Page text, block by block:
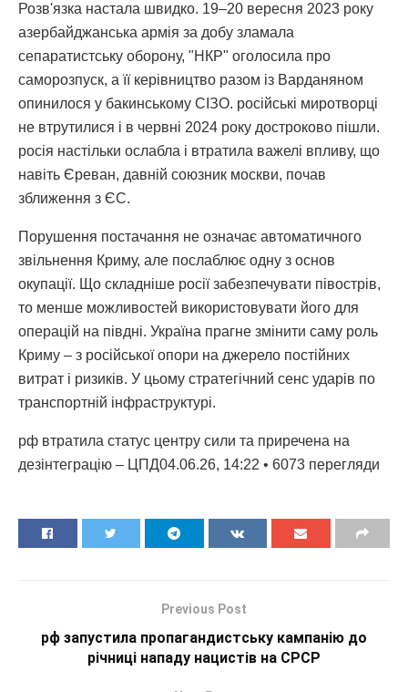
Розв'язка настала швидко. 19–20 вересня 2023 року
азербайджанська армія за добу зламала
сепаратистську оборону, "НКР" оголосила про
саморозпуск, а її керівництво разом із Варданяном
опинилося у бакинському СІЗО. російські миротворці
не втрутилися і в червні 2024 року достроково пішли.
росія настільки ослабла і втратила важелі впливу, що
навіть Єреван, давній союзник москви, почав
зближення з ЄС.
Порушення постачання не означає автоматичного
звільнення Криму, але послаблює одну з основ
окупації. Що складніше росії забезпечувати півострів,
то менше можливостей використовувати його для
операцій на півдні. Україна прагне змінити саму роль
Криму – з російської опори на джерело постійних
витрат і ризиків. У цьому стратегічний сенс ударів по
транспортній інфраструктурі.
рф втратила статус центру сили та приречена на
дезінтеграцію – ЦПД04.06.26, 14:22 • 6073 перегляди
Previous Post
рф запустила пропагандистську кампанію до
річниці нападу нацистів на СРСР